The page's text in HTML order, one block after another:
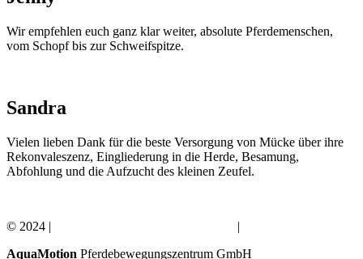
Wir empfehlen euch ganz klar weiter, absolute Pferdemenschen,
vom Schopf bis zur Schweifspitze.
Sandra
Vielen lieben Dank für die beste Versorgung von Mücke über ihre
Rekonvaleszenz, Eingliederung in die Herde, Besamung,
Abfohlung und die Aufzucht des kleinen Zeufel.
© 2024 | |
AquaMotion Pferdebewegungszentrum GmbH